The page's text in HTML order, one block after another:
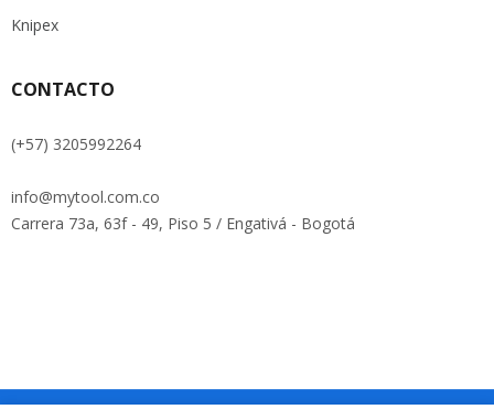
Knipex
CONTACTO
(+57) 3205992264
info@mytool.com.co
Carrera 73a, 63f - 49, Piso 5 / Engativá - Bogotá